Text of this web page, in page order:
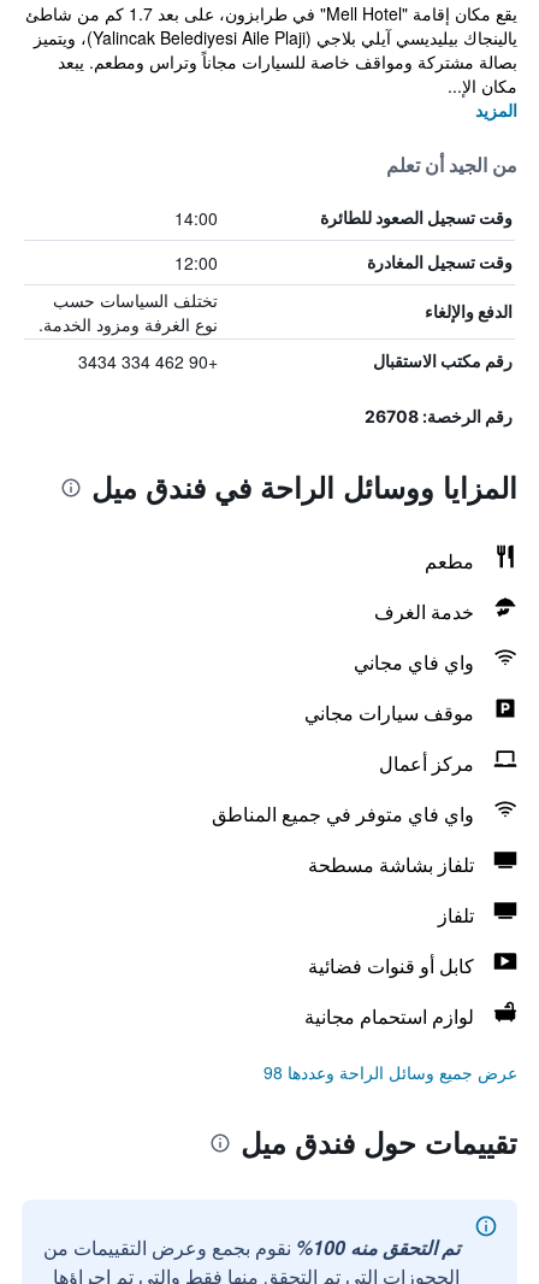
يقع مكان إقامة "Mell Hotel" في طرابزون، على بعد 1.7 كم من شاطئ
يالينجاك بيليديسي آيلي بلاجي (Yalincak Belediyesi Aile Plaji)، ويتميز
بصالة مشتركة ومواقف خاصة للسيارات مجاناً وتراس ومطعم. يبعد
مكان الإ...
المزيد
من الجيد أن تعلم
وقت تسجيل الصعود للطائرة 14:00
وقت تسجيل المغادرة 12:00
الدفع والإلغاء
تختلف السياسات حسب
نوع الغرفة ومزود الخدمة.
رقم مكتب الاستقبال +90 462 334 3434
رقم الرخصة: 26708
المزايا ووسائل الراحة في فندق ميل
مطعم
خدمة الغرف
واي فاي مجاني
موقف سيارات مجاني
مركز أعمال
واي فاي متوفر في جميع المناطق
تلفاز بشاشة مسطحة
تلفاز
كابل أو قنوات فضائية
لوازم استحمام مجانية
عرض جميع وسائل الراحة وعددها 98
تقييمات حول فندق ميل
تم التحقق منه 100%
نقوم بجمع وعرض التقييمات من
الحجوزات التي تم التحقق منها فقط والتي تم إجراؤها